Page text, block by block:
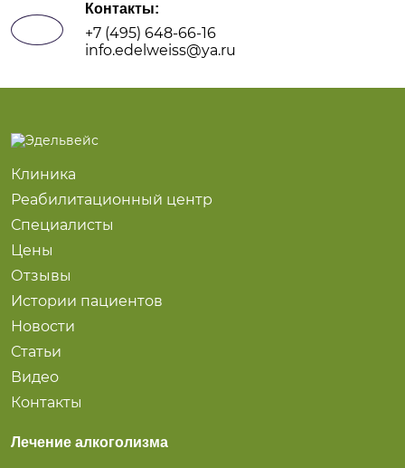
Контакты:
+7 (495) 648-66-16
info.edelweiss@ya.ru
Клиника
Реабилитационный центр
Специалисты
Цены
Отзывы
Истории пациентов
Новости
Статьи
Видео
Контакты
Лечение алкоголизма